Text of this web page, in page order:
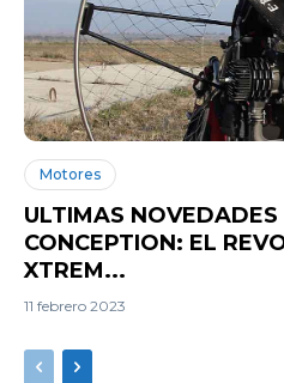
Motores
ULTIMAS NOVEDADES
CONCEPTION: EL
XTREM...
11 febrero 2023